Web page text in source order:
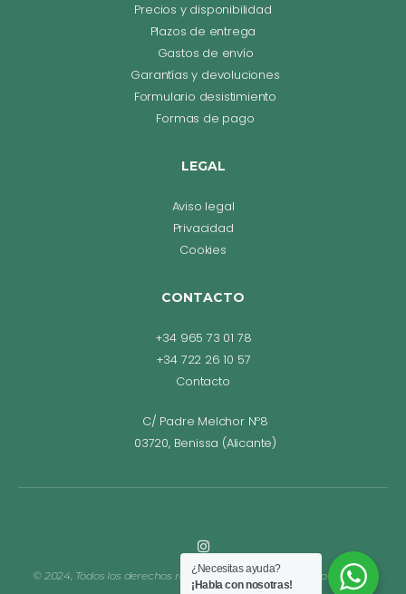
Precios y disponibilidad
Plazos de entrega
Gastos de envío
Garantías y devoluciones
Formulario desistimiento
Formas de pago
LEGAL
Aviso legal
Privacidad
Cookies
CONTACTO
+34 965 73 01 78
+34 722 26 10 57
Contacto
C/ Padre Melchor Nº8
03720, Benissa (Alicante)
© 2024, Todos los derechos reservados. Diseño web Bego Romero.
¿Necesitas ayuda?
¡Habla con nosotras!